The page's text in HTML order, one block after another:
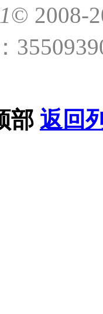
© 2008-
部 返回